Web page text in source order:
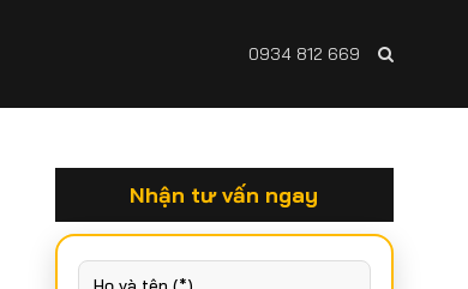
0934 812 669
Nhận tư vấn ngay